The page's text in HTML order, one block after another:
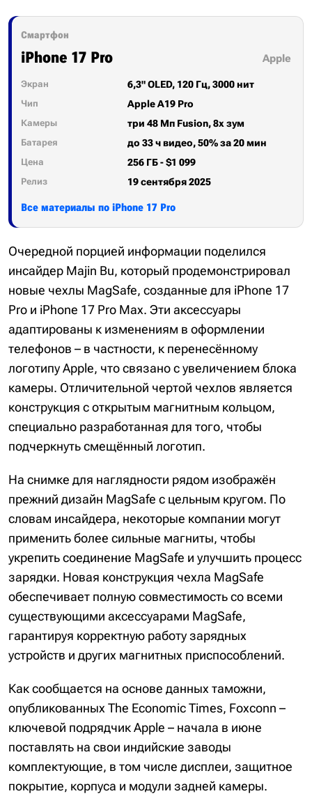
Смартфон
iPhone 17 Pro Apple
Экран 6,3" OLED, 120 Гц, 3000 нит
Чип Apple A19 Pro
Камеры три 48 Мп Fusion, 8x зум
Батарея до 33 ч видео, 50% за 20 мин
Цена 256 ГБ - $1 099
Релиз 19 сентября 2025
Все материалы по iPhone 17 Pro
Очередной порцией информации поделился
инсайдер Majin Bu, который продемонстрировал
новые чехлы MagSafe, созданные для iPhone 17
Pro и iPhone 17 Pro Max. Эти аксессуары
адаптированы к изменениям в оформлении
телефонов – в частности, к перенесённому
логотипу Apple, что связано с увеличением блока
камеры. Отличительной чертой чехлов является
конструкция с открытым магнитным кольцом,
специально разработанная для того, чтобы
подчеркнуть смещённый логотип.
На снимке для наглядности рядом изображён
прежний дизайн MagSafe с цельным кругом. По
словам инсайдера, некоторые компании могут
применить более сильные магниты, чтобы
укрепить соединение MagSafe и улучшить процесс
зарядки. Новая конструкция чехла MagSafe
обеспечивает полную совместимость со всеми
существующими аксессуарами MagSafe,
гарантируя корректную работу зарядных
устройств и других магнитных приспособлений.
Как сообщается на основе данных таможни,
опубликованных The Economic Times, Foxconn –
ключевой подрядчик Apple – начала в июне
поставлять на свои индийские заводы
комплектующие, в том числе дисплеи, защитное
покрытие, корпуса и модули задней камеры.